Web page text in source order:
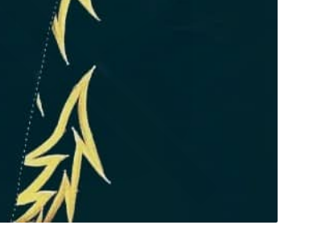
Devenez infographiste professionnel en 10 jours
de formation pratique. Dschang du 17 au 27